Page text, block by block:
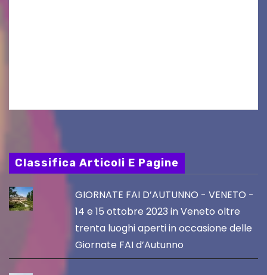
Classifica Articoli E Pagine
GIORNATE FAI D’AUTUNNO - VENETO -
14 e 15 ottobre 2023 in Veneto oltre
trenta luoghi aperti in occasione delle
Giornate FAI d’Autunno